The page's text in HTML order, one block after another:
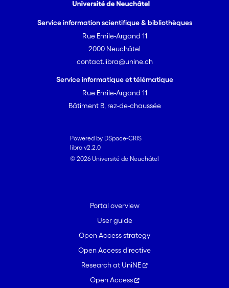
Service information scientifique & bibliothèques
Rue Emile-Argand 11
2000 Neuchâtel
contact.libra@unine.ch
Service informatique et télématique
Rue Emile-Argand 11
Bâtiment B, rez-de-chaussée
Powered by DSpace-CRIS
libra v2.2.0
© 2026 Université de Neuchâtel
Portal overview
User guide
Open Access strategy
Open Access directive
Research at UniNE
Open Access